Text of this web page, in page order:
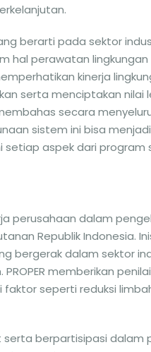
berarti pada sektor
hal perawatan
kinerja
serta menciptakan nilai
secara
sistem ini bisa
aspek dari program
perusahaan dalam
Republik Indonesia.
bergerak dalam sektor
memberikan
seperti reduksi
berpartisipasi dalam